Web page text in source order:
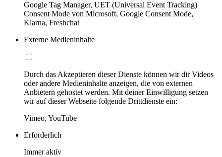
Google Tag Manager, UET (Universal Event Tracking)
Consent Mode von Microsoft, Google Consent Mode,
Klarna, Freshchat
Externe Medieninhalte
Durch das Akzeptieren dieser Dienste können wir dir Videos
oder andere Medieninhalte anzeigen, die von externen
Anbietern gehostet werden. Mit deiner Einwilligung setzen
wir auf dieser Webseite folgende Drittdienste ein:
Vimeo, YouTube
Erforderlich
Immer aktiv